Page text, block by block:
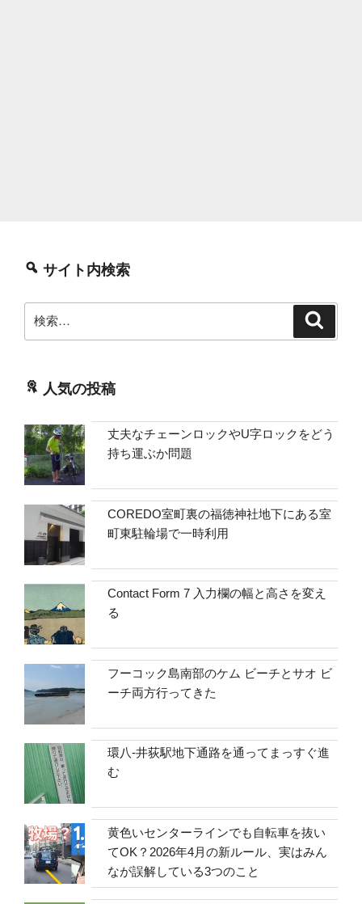
サイト内検索
索:
人気の投稿
丈夫なチェーンロックやU字ロックをどう
持ち運ぶか問題
COREDO室町裏の福徳神社地下にある室
町東駐輪場で一時利用
Contact Form 7 入力欄の幅と高さを変え
る
フーコック島南部のケム ビーチとサオ ビ
ーチ両方行ってきた
環八-井荻駅地下通路を通ってまっすぐ進
む
黄色いセンターラインでも自転車を抜い
てOK？2026年4月の新ルール、実はみん
なが誤解している3つのこと